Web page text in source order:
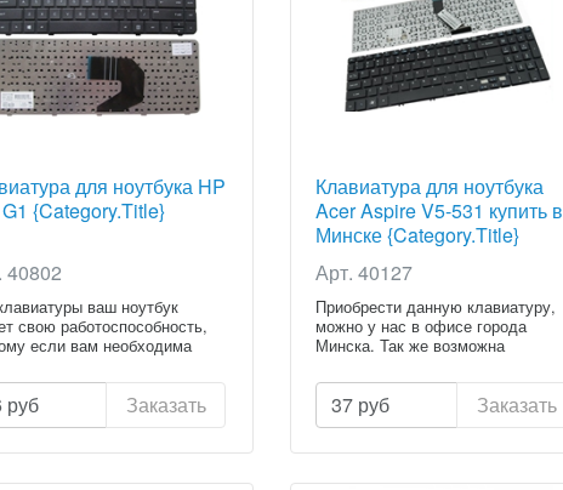
для ноутбука HP
{Category.Title}
40802
ваш ноутбук
свою работоспособность,
если вам необходима
руб Заказать
Клавиатура для ноутбука
Acer Aspire V5-531 купить в
Минске {Category.Title}
Арт. 40127
Приобрести данную клавиатуру,
можно у нас в офисе города
Минска. Так же возможна
37руб Заказать